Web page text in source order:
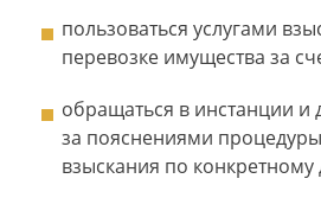
пользоваться услугами
перевозке имущества за
обращаться в инстанции
за пояснениями
взыскания по конкретному